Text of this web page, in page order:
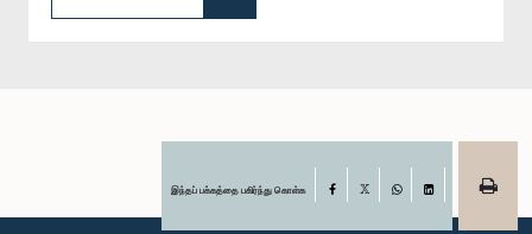
இந்தப் பக்கத்தை பகிர்ந்து கொள்க Facebook